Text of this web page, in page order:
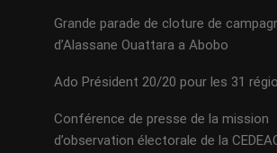
Grande parade de cloture de
d’Alassane Ouattara a Abobo
Ado Président 20/20 pour les 31
Conférence de presse de la mission
d’observation électorale de la